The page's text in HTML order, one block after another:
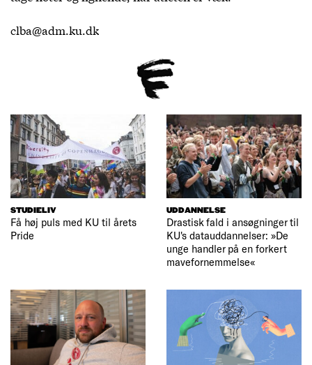
clba@adm.ku.dk
STUDIELIV
Få høj puls med KU til årets
Pride
UDDANNELSE
Drastisk fald i ansøgninger til
KU's datauddannelser: »De
unge handler på en forkert
mavefornemmelse«